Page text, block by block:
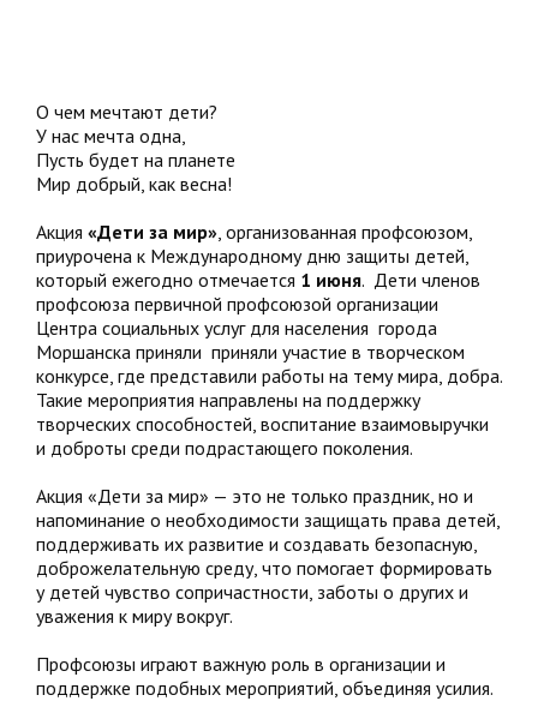
О чем мечтают дети?
У нас мечта одна,
Пусть будет на планете
Мир добрый, как весна!
Акция «Дети за мир», организованная профсоюзом,
приурочена к Международному дню защиты детей,
который ежегодно отмечается 1 июня. Дети членов
профсоюза первичной профсоюзой организации
Центра социальных услуг для населения города
Моршанска приняли приняли участие в творческом
конкурсе, где представили работы на тему мира, добра.
Такие мероприятия направлены на поддержку
творческих способностей, воспитание взаимовыручки
и доброты среди подрастающего поколения.
Акция «Дети за мир» — это не только праздник, но и
напоминание о необходимости защищать права детей,
поддерживать их развитие и создавать безопасную,
доброжелательную среду, что помогает формировать
у детей чувство сопричастности, заботы о других и
уважения к миру вокруг.
Профсоюзы играют важную роль в организации и
поддержке подобных мероприятий, объединяя усилия.